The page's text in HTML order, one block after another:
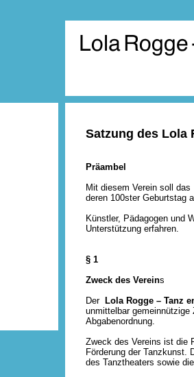
Satzung des Lola
Präambel
Mit diesem Verein soll das
deren 100ster Geburtstag
Künstler, Pädagogen und
Unterstützung erfahren.
§ 1
Zweck des Vereins
Der Lola Rogge – Tanz
unmittelbar gemeinnützige
Abgabenordnung.
Zweck des Vereins ist die
Förderung der Tanzkunst.
des Tanztheaters sowie